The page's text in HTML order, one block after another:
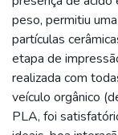
peso, permitiu
partículas
etapa de
realizada com
veículo orgânico
PLA, foi